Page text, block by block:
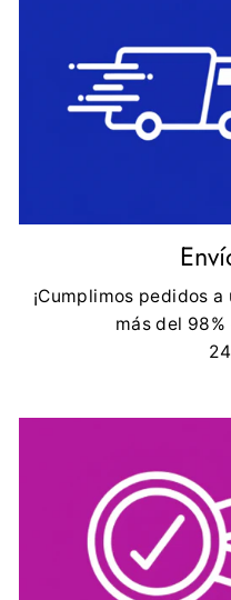
¡Cumplimos pedidos
más del